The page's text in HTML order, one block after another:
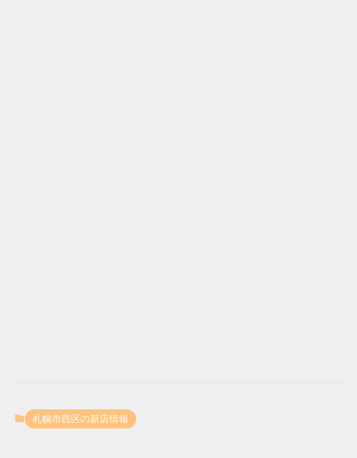
札幌市西区の新店情報